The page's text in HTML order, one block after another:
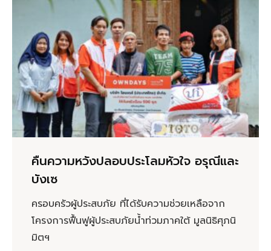
คืนความหวังปลอบประโลมหัวใจ อรุณีและ
บังเซ
ครอบครัวผู้ประสบภัย ที่ได้รับความช่วยเหลือจาก
โครงการฟื้นฟูผู้ประสบภัยน้ำท่วมภาคใต้ มูลนิธิศุภนิ
มิตฯ